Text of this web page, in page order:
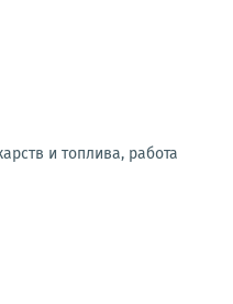
и топлива, работа